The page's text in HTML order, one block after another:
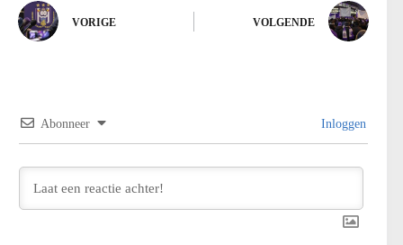
VORIGE VOLGENDE
Abonneer Inloggen